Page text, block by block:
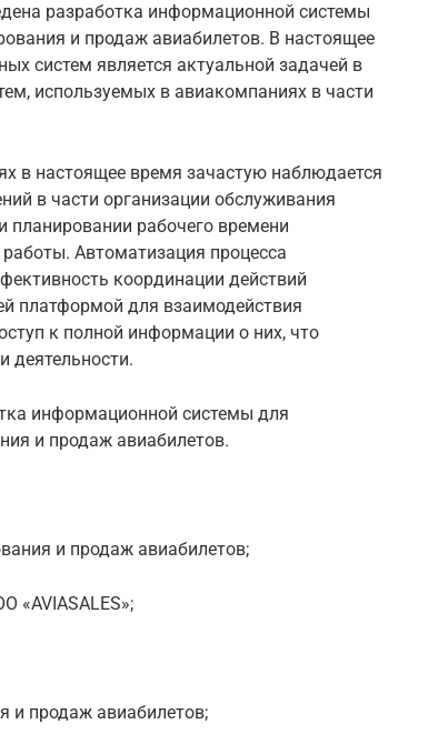
разработка информационной системы
и продаж авиабилетов. В настоящее
систем является актуальной задачей в
используемых в авиакомпаниях в части
в настоящее время зачастую наблюдается
в части организации обслуживания
рабочего времени
Автоматизация процесса
координации действий
платформой для взаимодействия
к полной информации о них, что
деятельности.
информационной системы для
и продаж авиабилетов.
и продаж авиабилетов;
«AVIASALES»;
и продаж авиабилетов;